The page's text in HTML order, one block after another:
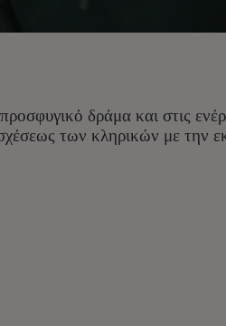
δράμα και στις
των κληρικών με την